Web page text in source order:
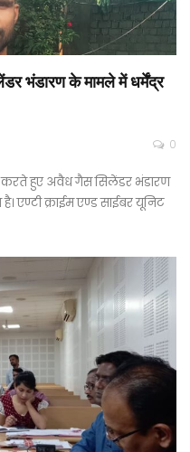
भंडारण के मामले में धर्मेंद्र
0
करते हुए अवैध गैस सिलेंडर भंडारण
एण्टी क्राईम एण्ड साईबर यूनिट